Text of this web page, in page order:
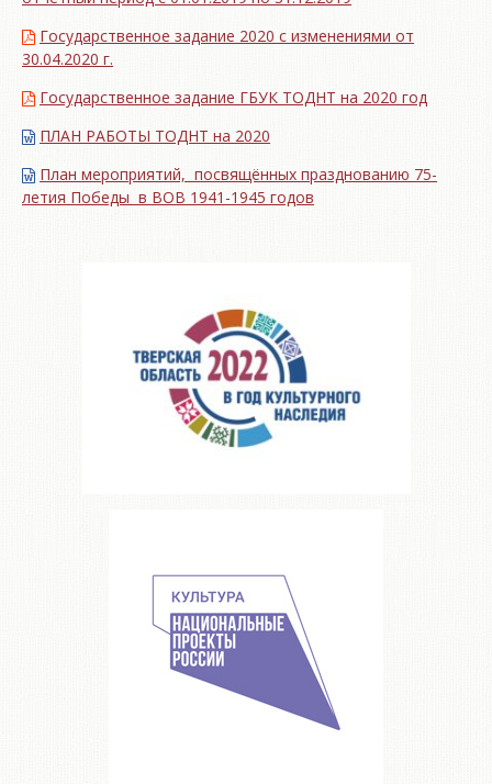
Государственное задание 2020 с изменениями от
30.04.2020 г.
Государственное задание ГБУК ТОДНТ на 2020 год
ПЛАН РАБОТЫ ТОДНТ на 2020
План мероприятий, посвящённых празднованию 75-
летия Победы в ВОВ 1941-1945 годов